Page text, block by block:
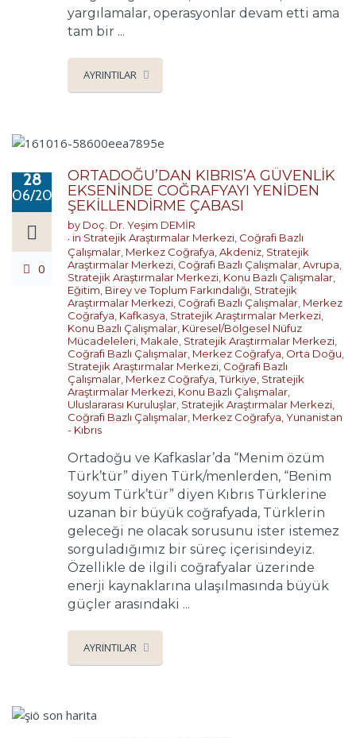
yargılamalar, operasyonlar devam etti ama
tam bir ...
AYRINTILAR
28
06/2017
0
ORTADOĞU’DAN KIBRIS’A GÜVENLİK
EKSENİNDE COĞRAFYAYI YENİDEN
ŞEKİLLENDİRME ÇABASI
by Doç. Dr. Yeşim DEMİR
in Stratejik Araştırmalar Merkezi Coğrafi Bazlı
Çalışmalar Merkez Coğrafya Akdeniz Stratejik
Araştırmalar Merkezi Coğrafi Bazlı Çalışmalar Avrupa
Stratejik Araştırmalar Merkezi Konu Bazlı Çalışmalar
Eğitim, Birey ve Toplum Farkındalığı Stratejik
Araştırmalar Merkezi Coğrafi Bazlı Çalışmalar Merkez
Coğrafya Kafkasya Stratejik Araştırmalar Merkezi
Konu Bazlı Çalışmalar Küresel/Bölgesel Nüfuz
Mücadeleleri Makale Stratejik Araştırmalar Merkezi
Coğrafi Bazlı Çalışmalar Merkez Coğrafya Orta Doğu
Stratejik Araştırmalar Merkezi Coğrafi Bazlı
Çalışmalar Merkez Coğrafya ,Türkiye Stratejik
Araştırmalar Merkezi Konu Bazlı Çalışmalar
Uluslararası Kuruluşlar Stratejik Araştırmalar Merkezi
Coğrafi Bazlı Çalışmalar Merkez Coğrafya Yunanistan
- Kıbrıs
Ortadoğu ve Kafkaslar’da “Menim özüm
Türk’tür” diyen Türk/menlerden, “Benim
soyum Türk’tür” diyen Kıbrıs Türklerine
uzanan bir büyük coğrafyada, Türklerin
geleceği ne olacak sorusunu ister istemez
sorguladığımız bir süreç içerisindeyiz.
Özellikle de ilgili coğrafyalar üzerinde
enerji kaynaklarına ulaşılmasında büyük
güçler arasındaki ...
AYRINTILAR